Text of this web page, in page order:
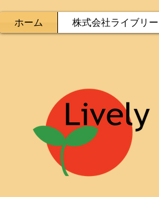
ホーム 株式会社ライブリ